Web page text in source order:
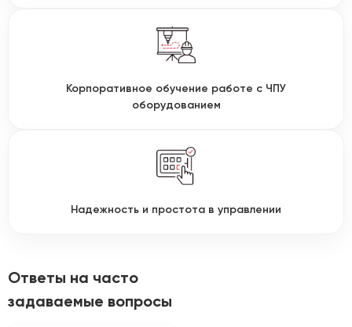
Корпоративное обучение работе с ЧПУ
оборудованием
Надежность и простота в управлении
Ответы на часто
задаваемые вопросы